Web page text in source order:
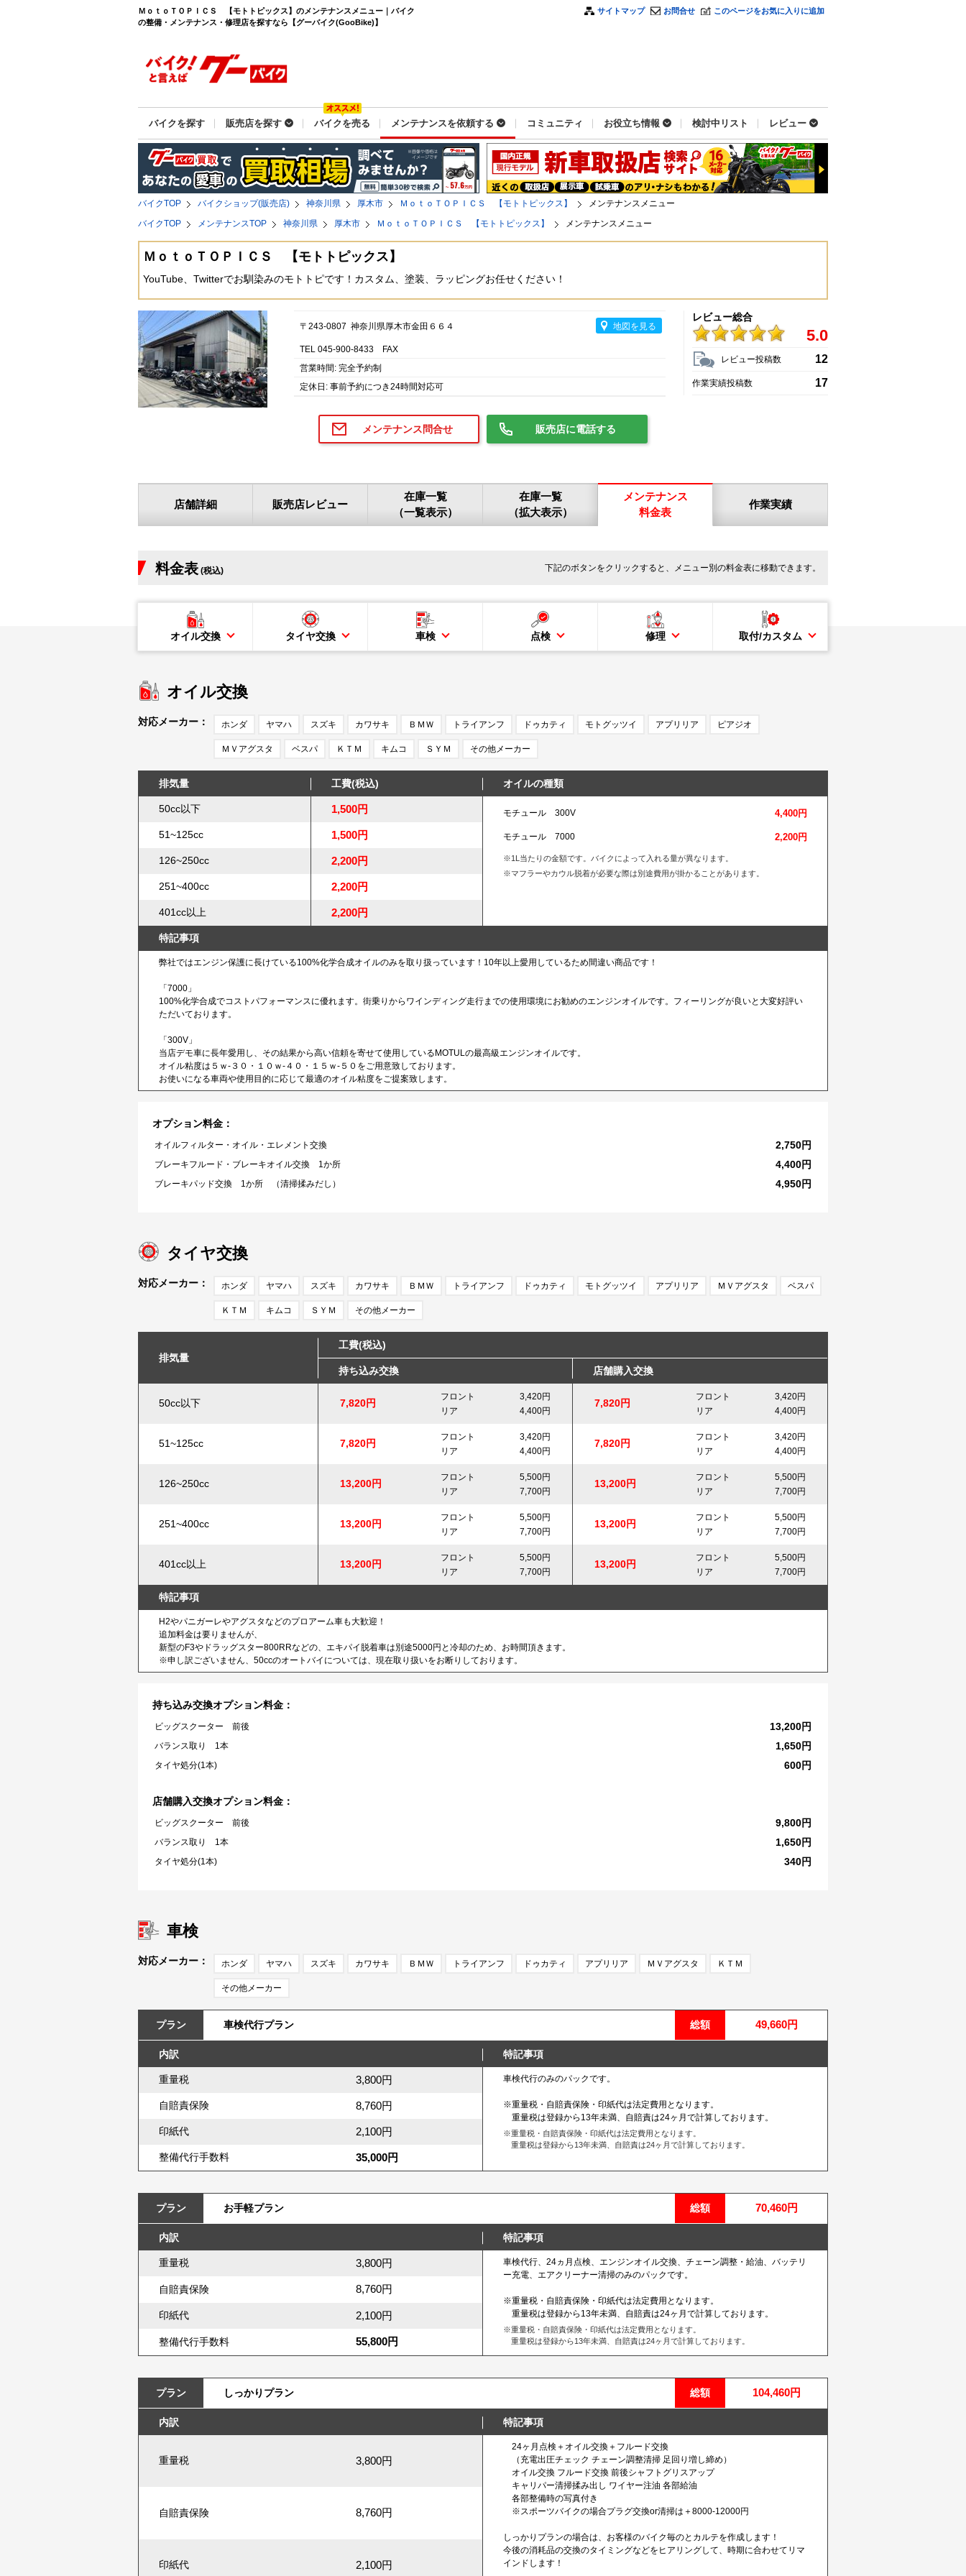
ＭｏｔｏＴＯＰＩＣＳ 【モトトピックス】のメンテナンスメニュー｜バイク
の整備・メンテナンス・修理店を探すなら【グーバイク(GooBike)】
サイトマップ お問合せ このページをお気に入りに追加
バイクを探す 販売店を探す バイクを売る メンテナンスを依頼する コミュニティ お役立ち情報 検討中リスト レビュー
バイクTOP バイクショップ(販売店) 神奈川県 厚木市 ＭｏｔｏＴＯＰＩＣＳ 【モトトピックス】
メンテナンスメニュー
バイクTOP
メンテナンスTOP 神奈川県 厚木市 ＭｏｔｏＴＯＰＩＣＳ 【モトトピックス】 メンテナンスメニュー
ＭｏｔｏＴＯＰＩＣＳ 【モトトピックス】
YouTube、Twitterでお馴染みのモトトピです！カスタム、塗装、ラッピングお任せください！
〒243-0807 神奈川県厚木市金田６６４ 地図を見る
TEL 045-900-8433 FAX
営業時間: 完全予約制
定休日: 事前予約につき24時間対応可
レビュー総合
5.0
レビュー投稿数 12
作業実績投稿数 17
メンテナンス問合せ 販売店に電話する
店舗詳細 販売店レビュー
在庫一覧
（一覧表示）
在庫一覧
（拡大表示）
メンテナンス
料金表
作業実績
料金表 (税込) 下記のボタンをクリックすると、メニュー別の料金表に移動できます。
オイル交換 タイヤ交換 車検 点検 修理 取付/カスタム
オイル交換
対応メーカー： ホンダ ヤマハ スズキ カワサキ ＢＭＷ トライアンフ ドゥカティ モトグッツイ アプリリア ピアジオ
ＭＶアグスタ ベスパ ＫＴＭ キムコ ＳＹＭ その他メーカー
排気量 工費(税込) オイルの種類
50cc以下 1,500円 モチュール 300V 4,400円
モチュール 7000 2,200円
※1L当たりの金額です。バイクによって入れる量が異なります。
※マフラーやカウル脱着が必要な際は別途費用が掛かることがあります。
51~125cc 1,500円
126~250cc 2,200円
251~400cc 2,200円
401cc以上 2,200円
特記事項
弊社ではエンジン保護に長けている100%化学合成オイルのみを取り扱っています！10年以上愛用しているため間違い商品です！
「7000」
100%化学合成でコストパフォーマンスに優れます。街乗りからワインディング走行までの使用環境にお勧めのエンジンオイルです。フィーリングが良いと大変好評い
ただいております。
「300V」
当店デモ車に長年愛用し、その結果から高い信頼を寄せて使用しているMOTULの最高級エンジンオイルです。
オイル粘度は５ｗ-３０・１０ｗ-４０・１５ｗ-５０をご用意致しております。
お使いになる車両や使用目的に応じて最適のオイル粘度をご提案致します。
オプション料金：
オイルフィルター・オイル・エレメント交換 2,750円
ブレーキフルード・ブレーキオイル交換 1か所 4,400円
ブレーキパッド交換 1か所 （清掃揉みだし） 4,950円
タイヤ交換
対応メーカー： ホンダ ヤマハ スズキ カワサキ ＢＭＷ トライアンフ ドゥカティ モトグッツイ アプリリア ＭＶアグスタ ベスパ
ＫＴＭ キムコ ＳＹＭ その他メーカー
排気量
工費(税込)
持ち込み交換 店舗購入交換
50cc以下 7,820円
フロント
3,420円
リア
4,400円
7,820円
フロント
3,420円
リア
4,400円
51~125cc 7,820円
フロント
3,420円
リア
4,400円
7,820円
フロント
3,420円
リア
4,400円
126~250cc 13,200円
フロント
5,500円
リア
7,700円
13,200円
フロント
5,500円
リア
7,700円
251~400cc 13,200円
フロント
5,500円
リア
7,700円
13,200円
フロント
5,500円
リア
7,700円
401cc以上 13,200円
フロント
5,500円
リア
7,700円
13,200円
フロント
5,500円
リア
7,700円
特記事項
H2やパニガーレやアグスタなどのプロアーム車も大歓迎！
追加料金は要りませんが、
新型のF3やドラッグスター800RRなどの、エキパイ脱着車は別途5000円と冷却のため、お時間頂きます。
※申し訳ございません、50ccのオートバイについては、現在取り扱いをお断りしております。
持ち込み交換オプション料金：
ビッグスクーター 前後 13,200円
バランス取り 1本 1,650円
タイヤ処分(1本) 600円
店舗購入交換オプション料金：
ビッグスクーター 前後 9,800円
バランス取り 1本 1,650円
タイヤ処分(1本) 340円
車検
対応メーカー： ホンダ ヤマハ スズキ カワサキ ＢＭＷ トライアンフ ドゥカティ アプリリア ＭＶアグスタ ＫＴＭ
その他メーカー
プラン 車検代行プラン 総額 49,660円
内訳 特記事項
重量税 3,800円 車検代行のみのパックです。
※重量税・自賠責保険・印紙代は法定費用となります。
重量税は登録から13年未満、自賠責は24ヶ月で計算しております。
※重量税・自賠責保険・印紙代は法定費用となります。
重量税は登録から13年未満、自賠責は24ヶ月で計算しております。
自賠責保険 8,760円
印紙代 2,100円
整備代行手数料 35,000円
プラン お手軽プラン 総額 70,460円
内訳 特記事項
重量税 3,800円
車検代行、24ヵ月点検、エンジンオイル交換、チェーン調整・給油、バッテリ
ー充電、エアクリーナー清掃のみのパックです。
※重量税・自賠責保険・印紙代は法定費用となります。
重量税は登録から13年未満、自賠責は24ヶ月で計算しております。
※重量税・自賠責保険・印紙代は法定費用となります。
重量税は登録から13年未満、自賠責は24ヶ月で計算しております。
自賠責保険 8,760円
印紙代 2,100円
整備代行手数料 55,800円
プラン しっかりプラン 総額 104,460円
内訳 特記事項
重量税 3,800円
24ヶ月点検＋オイル交換＋フルード交換
（充電出圧チェック チェーン調整清掃 足回り増し締め）
オイル交換 フルード交換 前後シャフトグリスアップ
キャリパー清掃揉み出し ワイヤー注油 各部給油
各部整備時の写真付き
※スポーツバイクの場合プラグ交換or清掃は＋8000-12000円
しっかりプランの場合は、お客様のバイク毎のとカルテを作成します！
今後の消耗品の交換のタイミングなどをヒアリングして、時期に合わせてリマ
インドします！
自賠責保険 8,760円
印紙代 2,100円